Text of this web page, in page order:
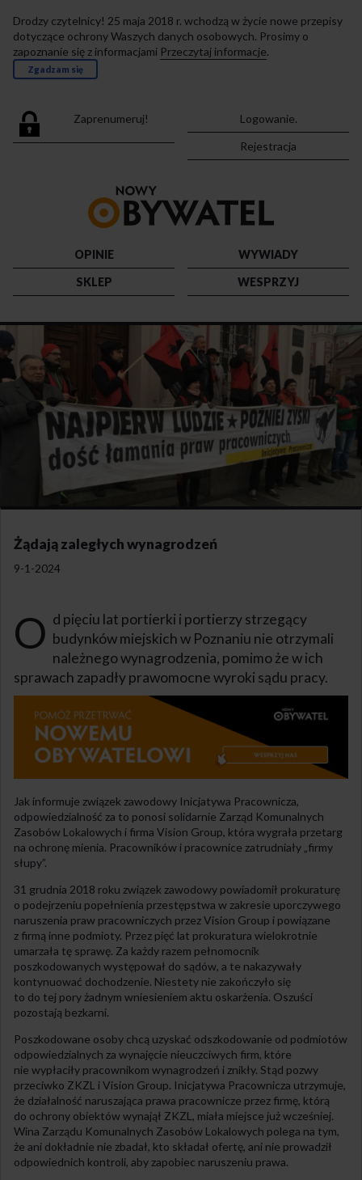
Drodzy czytelnicy! 25 maja 2018 r. wchodzą w życie nowe przepisy
dotyczące ochrony Waszych danych osobowych. Prosimy o
zapoznanie się z informacjami Przeczytaj informacje.
Zgadzam się
Zaprenumeruj!
Logowanie.
Rejestracja
strony
OPINIE
WYWIADY
SKLEP
WESPRZYJ
Żądają zaległych wynagrodzeń
9-1-2024
O d pięciu lat portierki i portierzy strzegący
budynków miejskich w Poznaniu nie otrzymali
należnego wynagrodzenia, pomimo że w ich
sprawach zapadły prawomocne wyroki sądu pracy.
Jak informuje związek zawodowy Inicjatywa Pracownicza,
odpowiedzialność za to ponosi solidarnie Zarząd Komunalnych
Zasobów Lokalowych i firma Vision Group, która wygrała przetarg
na ochronę mienia. Pracowników i pracownice zatrudniały „firmy
słupy”.
31 grudnia 2018 roku związek zawodowy powiadomił prokuraturę
o podejrzeniu popełnienia przestępstwa w zakresie uporczywego
naruszenia praw pracowniczych przez Vision Group i powiązane
z firmą inne podmioty. Przez pięć lat prokuratura wielokrotnie
umarzała tę sprawę. Za każdy razem pełnomocnik
poszkodowanych występował do sądów, a te nakazywały
kontynuować dochodzenie. Niestety nie zakończyło się
to do tej pory żadnym wniesieniem aktu oskarżenia. Oszuści
pozostają bezkarni.
Poszkodowane osoby chcą uzyskać odszkodowanie od podmiotów
odpowiedzialnych za wynajęcie nieuczciwych firm, które
nie wypłaciły pracownikom wynagrodzeń i znikły. Stąd pozwy
przeciwko ZKZL i Vision Group. Inicjatywa Pracownicza utrzymuje,
że działalność naruszająca prawa pracownicze przez firmę, którą
do ochrony obiektów wynajął ZKZL, miała miejsce już wcześniej.
Wina Zarządu Komunalnych Zasobów Lokalowych polega na tym,
że ani dokładnie nie zbadał, kto składał ofertę, ani nie prowadził
odpowiednich kontroli, aby zapobiec naruszeniu prawa.